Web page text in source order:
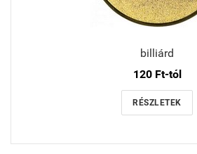
billiárd
120 Ft-tól
RÉSZLETEK